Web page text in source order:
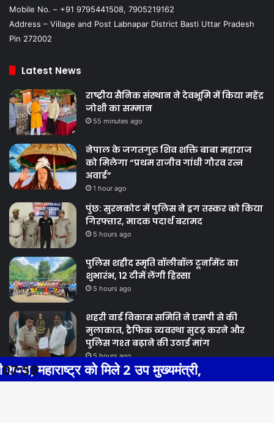
Mobile No. – +91 9795441508, 7905219162
Address – Village and Post Labnapar District Basti Uttar Pradesh
Pin 272002
Latest News
राष्ट्रीय सैनिक संस्थान ने देवभूमि में किया महेंद्र
जोशी का सम्मान
55 minutes ago
नेपाल के जगतगुरु शिव शक्ति बाबा महाराज
को मिलेगा “प्रथम राजीव गांधी गौरव रत्न
अवार्ड”
1 hour ago
पुंछ: सुरनकोट में पुलिस ने ड्रग तस्कर को किया
गिरफ्तार, मादक पदार्थ बरामद
5 hours ago
पुलिस शहीद स्मृति वॉलीबॉल टूर्नामेंट का
शुभारंभ, 12 टीमें लेंगी हिस्सा
5 hours ago
शहरी वार्ड विकास समिति ने एसपी से की
मुलाकात, ट्रैफिक व्यवस्था सुदृढ़ करने और
पुलिस गश्त बढ़ाने की उठाई मांग
5 hours ago
PreviousNext
को मिले 2 उप मुख्यमंत्री,
07:59